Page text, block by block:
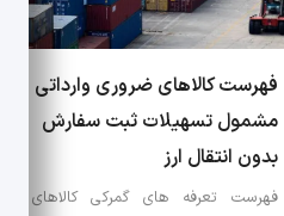
فهرست کالاهای ضروری وارداتی
مشمول تسهیلات ثبت سفارش
بدون انتقال ارز
فهرست تعرفه های گمرکی کالاهای